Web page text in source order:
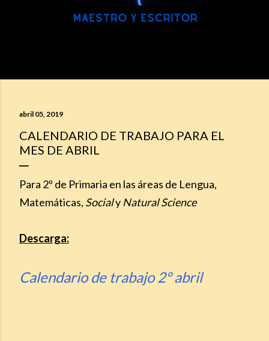
abril 05, 2019
CALENDARIO DE TRABAJO PARA EL
MES DE ABRIL
Para 2º de Primaria en las áreas de Lengua,
Matemáticas, Socialy Natural Science
Descarga:
Calendario de trabajo 2º abril